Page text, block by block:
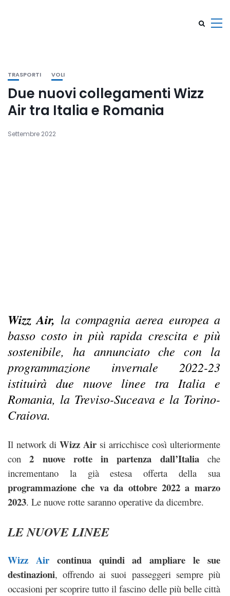
TRASPORTI VOLI
Due nuovi collegamenti Wizz
Air tra Italia e Romania
Settembre 2022
Wizz Air, la compagnia aerea europea a
basso costo in più rapida crescita e più
sostenibile, ha annunciato che con la
programmazione invernale 2022-23
istituirà due nuove linee tra Italia e
Romania, la Treviso-Suceava e la Torino-
Craiova.
Il network di Wizz Air si arricchisce così ulteriormente
con2 nuove rotte in partenza dall’Italiache
incrementano la già estesa offerta della sua
programmazione che va da ottobre 2022 a marzo
2023. Le nuove rotte saranno operative da dicembre.
LE NUOVE LINEE
Wizz Aircontinua quindi ad ampliare le sue
destinazioni, offrendo ai suoi passeggeri sempre più
occasioni per scoprire tutto il fascino delle più belle città